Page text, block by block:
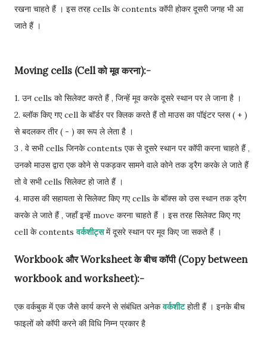
रखना चाहते हैं । इस तरह cells के contents कॉपी होकर दूसरी जगह भी आ
जाते हैं ।
Moving cells (Cell को मूव करना):-
1. उन cells को सिलेक्ट करते हैं , जिन्हें मूव करके दूसरे स्थान पर ले जाना है ।
2. ब्लॉक किए गए cell के बॉर्डर पर क्लिक करते हैं तो माउस का पॉइंटर प्लस ( + )
से बदलकर तीर ( - ) का रूप ले लेता है ।
3 . वे सभी cells जिनके contents एक से दूसरे स्थान पर कॉपी करना चाहते हैं ,
उनको माउस द्वारा एक कोने से पकड़कर सामने वाले कोने तक ड्रैग करके ले जाते हैं
तो वे सभी cells सिलेक्ट हो जाते हैं ।
4. माउस की सहायता से सिलेक्ट किए गए cells के बॉक्स को उस स्थान तक ड्रैग
करके ले जाते हैं , जहाँ इन्हें move करना चाहते हैं । इस तरह सिलेक्ट किए गए
cell के contentsवर्कशीट्समें दूसरे स्थान पर मूव किए जा सकते हैं ।
Workbook और Worksheet के बीच कॉपी (Copy between
workbook and worksheet):-
एक वर्कबुक में एक जैसे कार्य करने से संबंधित अनेकवर्कशीटहोती हैं । इनके बीच
फाइलों को कॉपी करने की विधि निम्न प्रकार है